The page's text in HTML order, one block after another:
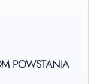
POWSTANIA